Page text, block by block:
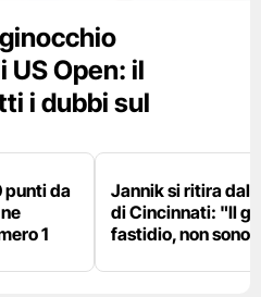
US Open: il
i dubbi sul
punti da
1
Jannik si ritira dal
di Cincinnati: "Il
fastidio, non sono